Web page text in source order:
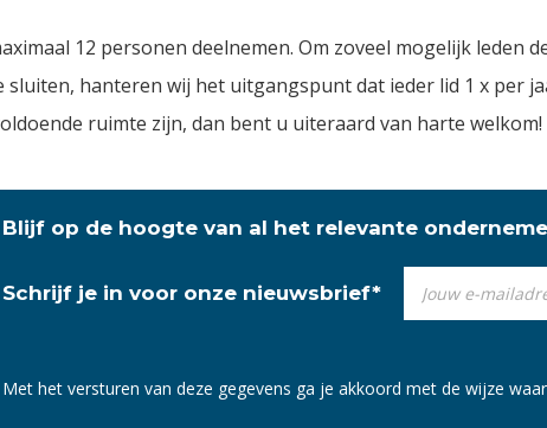
12 personen deelnemen. Om zoveel mogelijk leden
hanteren wij het uitgangspunt dat ieder lid 1 x per
ruimte zijn, dan bent u uiteraard van harte welkom!
Blijf op de hoogte van al het relevante
Schrijf je in voor onze nieuwsbrief*
Met het versturen van deze gegevens ga je akkoord met de wijze